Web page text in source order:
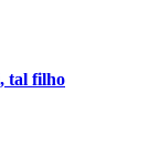
tal filho